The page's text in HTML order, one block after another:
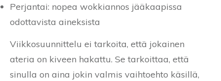
Perjantai: nopea wokkiannos jääkaapissa
odottavista aineksista
Viikkosuunnittelu ei tarkoita, että jokainen
ateria on kiveen hakattu. Se tarkoittaa, että
sinulla on aina jokin valmis vaihtoehto käsillä,